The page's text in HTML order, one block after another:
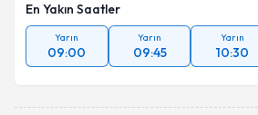
En Yakın Saatler
Yarın
09:00
Yarın
09:45
Yarın
10:30